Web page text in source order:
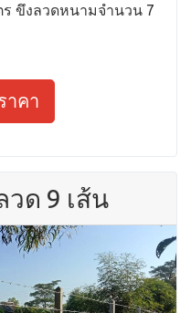
ร ขึงลวดหนามจำนวน 7
าคา
วด 9 เส้น